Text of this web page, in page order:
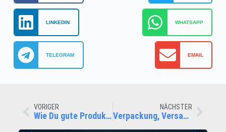
LINKEDIN WHATSAPP
TELEGRAM EMAIL
VORIGER
Wie Du gute Produkt-Bilder und -Videos machst
NÄCHSTER
Verpackung, Versand und Rückgabe gehören zum Kundenerlebnis